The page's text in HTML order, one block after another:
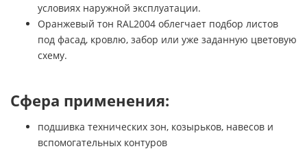
условиях наружной эксплуатации.
Оранжевый тон RAL2004 облегчает подбор листов
под фасад, кровлю, забор или уже заданную цветовую
схему.
Сфера применения:
подшивка технических зон, козырьков, навесов и
вспомогательных контуров